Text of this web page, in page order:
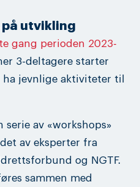
på utvikling
gang perioden 2023-
3-deltagere starter
jevnlige aktiviteter til
serie av «workshops»
av eksperter fra
og NGTF.
sammen med